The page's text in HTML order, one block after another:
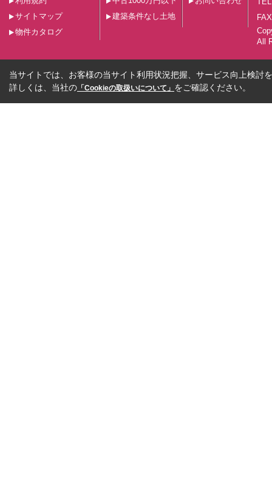
サイトマップ
物件カタログ
建築条件なし土地
All
当サイトでは、お客様の当サイト利用状況把握、サービス向上検討
詳しくは、当社の 「Cookieの取扱いについて」 をご確認ください。